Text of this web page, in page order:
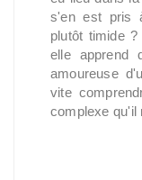
s'en est pris
plutôt timide
elle apprend
amoureuse
vite
complexe qu'il